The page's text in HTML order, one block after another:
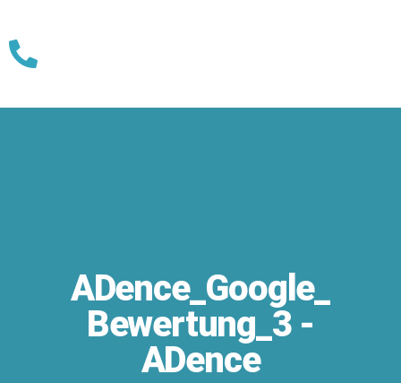
Skip
ADence_Google_
Bewertung_3 -
ADence